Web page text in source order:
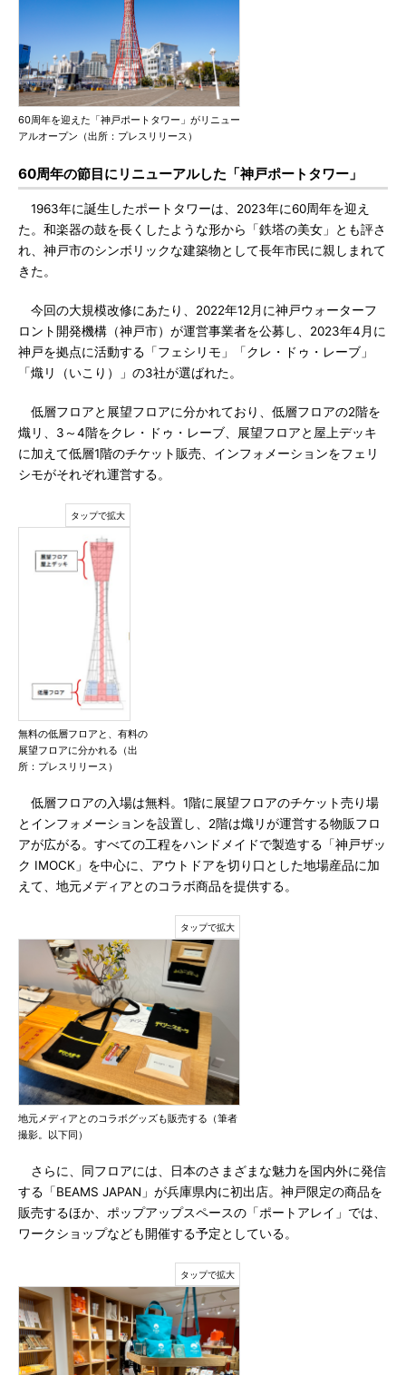
60周年を迎えた「神戸ポートタワー」がリニュー
アルオープン（出所：プレスリリース）
60周年の節目にリニューアルした「神戸ポートタワー」
1963年に誕生したポートタワーは、2023年に60周年を迎え
た。和楽器の鼓を長くしたような形から「鉄塔の美女」とも評さ
れ、神戸市のシンボリックな建築物として長年市民に親しまれて
きた。
今回の大規模改修にあたり、2022年12月に神戸ウォーターフ
ロント開発機構（神戸市）が運営事業者を公募し、2023年4月に
神戸を拠点に活動する「フェシリモ」「クレ・ドゥ・レーブ」
「熾リ（いこり）」の3社が選ばれた。
低層フロアと展望フロアに分かれており、低層フロアの2階を
熾リ、3～4階をクレ・ドゥ・レーブ、展望フロアと屋上デッキ
に加えて低層1階のチケット販売、インフォメーションをフェリ
シモがそれぞれ運営する。
無料の低層フロアと、有料の
展望フロアに分かれる（出
所：プレスリリース）
低層フロアの入場は無料。1階に展望フロアのチケット売り場
とインフォメーションを設置し、2階は熾リが運営する物販フロ
アが広がる。すべての工程をハンドメイドで製造する「神戸ザッ
ク IMOCK」を中心に、アウトドアを切り口とした地場産品に加
えて、地元メディアとのコラボ商品を提供する。
地元メディアとのコラボグッズも販売する（筆者
撮影。以下同）
さらに、同フロアには、日本のさまざまな魅力を国内外に発信
する「BEAMS JAPAN」が兵庫県内に初出店。神戸限定の商品を
販売するほか、ポップアップスペースの「ポートアレイ」では、
ワークショップなども開催する予定としている。